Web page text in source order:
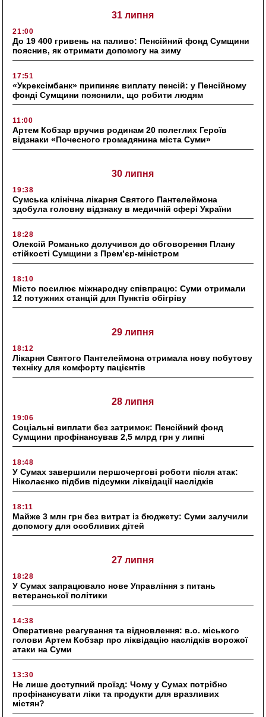
31 липня
21:00
До 19 400 гривень на паливо: Пенсійний фонд Сумщини
пояснив, як отримати допомогу на зиму
17:51
«Укрексімбанк» припиняє виплату пенсій: у Пенсійному
фонді Сумщини пояснили, що робити людям
11:00
Артем Кобзар вручив родинам 20 полеглих Героїв
відзнаки «Почесного громадянина міста Суми»
30 липня
19:38
Сумська клінічна лікарня Святого Пантелеймона
здобула головну відзнаку в медичній сфері України
18:28
Олексій Романько долучився до обговорення Плану
стійкості Сумщини з Прем’єр-міністром
18:10
Місто посилює міжнародну співпрацю: Суми отримали
12 потужних станцій для Пунктів обігріву
29 липня
18:12
Лікарня Святого Пантелеймона отримала нову побутову
техніку для комфорту пацієнтів
28 липня
19:06
Соціальні виплати без затримок: Пенсійний фонд
Сумщини профінансував 2,5 млрд грн у липні
18:48
У Сумах завершили першочергові роботи після атак:
Ніколаєнко підбив підсумки ліквідації наслідків
18:11
Майже 3 млн грн без витрат із бюджету: Суми залучили
допомогу для особливих дітей
27 липня
18:28
У Сумах запрацювало нове Управління з питань
ветеранської політики
14:38
Оперативне реагування та відновлення: в.о. міського
голови Артем Кобзар про ліквідацію наслідків ворожої
атаки на Суми
13:30
Не лише доступний проїзд: Чому у Сумах потрібно
профінансувати ліки та продукти для вразливих
містян?